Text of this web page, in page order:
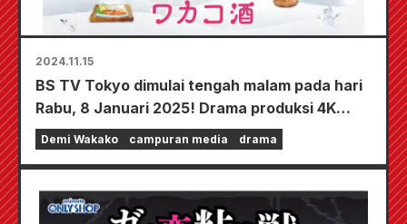
2024.11.15
BS TV Tokyo dimulai tengah malam pada hari
Rabu, 8 Januari 2025! Drama produksi 4K
“Wakako Sake Season 8” akan ditayangkan!!!
Wakako akan menikmati cita rasa musim
dingin ♪ Menghadirkan kenikmatan
sesungguhnya dari “hanya untuk wanita”
Demi Wakako campuran media drama